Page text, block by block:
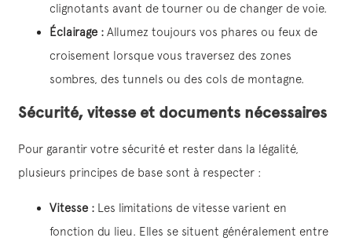
clignotants avant de tourner ou de changer de voie.
Éclairage : Allumez toujours vos phares ou feux de
croisement lorsque vous traversez des zones
sombres, des tunnels ou des cols de montagne.
Sécurité, vitesse et documents nécessaires
Pour garantir votre sécurité et rester dans la légalité,
plusieurs principes de base sont à respecter :
Vitesse : Les limitations de vitesse varient en
fonction du lieu. Elles se situent généralement entre